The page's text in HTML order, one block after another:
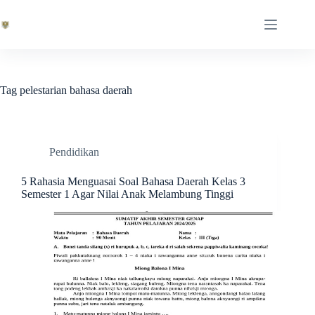
content
Tag pelestarian bahasa daerah
Pendidikan
5 Rahasia Menguasai Soal Bahasa Daerah Kelas 3
Semester 1 Agar Nilai Anak Melambung Tinggi